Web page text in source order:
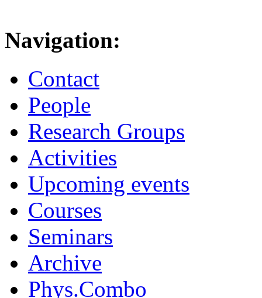
Navigation:
Contact
People
Research Groups
Activities
Upcoming events
Courses
Seminars
Archive
Phys.Combo